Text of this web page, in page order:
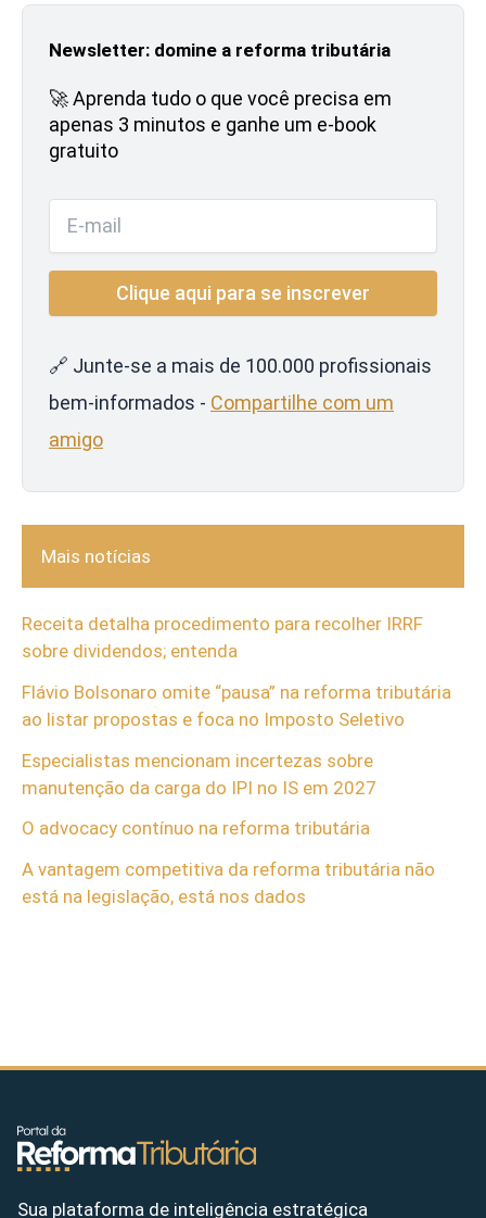
Newsletter: domine a reforma tributária
🚀 Aprenda tudo o que você precisa em
apenas 3 minutos e ganhe um e-book
gratuito
🔗 Junte-se a mais de 100.000 profissionais
bem-informados - Compartilhe com um
amigo
Mais notícias
Receita detalha procedimento para recolher IRRF
sobre dividendos; entenda
Flávio Bolsonaro omite “pausa” na reforma tributária
ao listar propostas e foca no Imposto Seletivo
Especialistas mencionam incertezas sobre
manutenção da carga do IPI no IS em 2027
O advocacy contínuo na reforma tributária
A vantagem competitiva da reforma tributária não
está na legislação, está nos dados
Sua plataforma de inteligência estratégica